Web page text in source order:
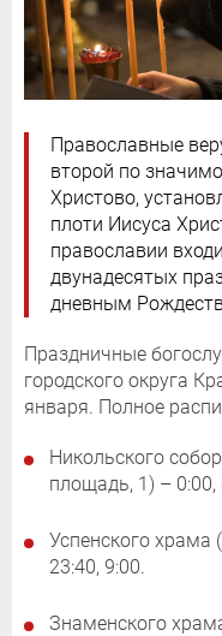
Православные
второй по
Христово,
плоти Иисуса
православии
двунадесятых
дневным
Праздничные
городского округа
января. Полное
Никольского
площадь, 1) – 0:00,
Успенского храма
23:40, 9:00.
Знаменского